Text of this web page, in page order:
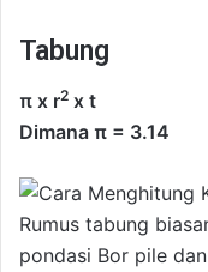
Tabung
π x r2 x t
Dimana π = 3.14
Rumus tabung
pondasi Bor pile